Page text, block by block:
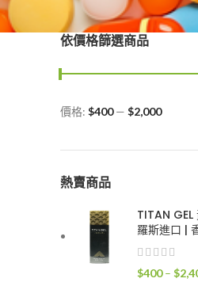
依價格篩選商品
最
價
最
價
價格: $400— $2,000
熱賣商品
TITAN
羅斯進口 |
$400 – $